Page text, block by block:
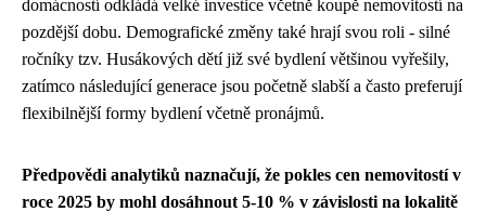
domácností odkládá velké investice včetně koupě nemovitostí na
pozdější dobu. Demografické změny také hrají svou roli - silné
ročníky tzv. Husákových dětí již své bydlení většinou vyřešily,
zatímco následující generace jsou početně slabší a často preferují
flexibilnější formy bydlení včetně pronájmů.
Předpovědi analytiků naznačují, že pokles cen nemovitostí v
roce 2025 by mohl dosáhnout 5-10 % v závislosti na lokalitě